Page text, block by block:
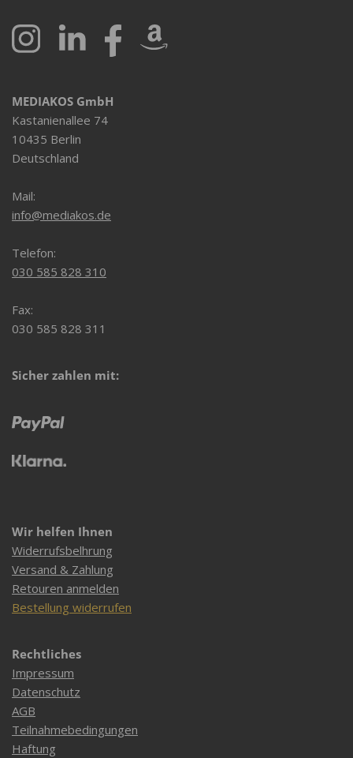
MEDIAKOS GmbH
Kastanienallee 74
10435 Berlin
Deutschland
Mail:
info@mediakos.de
Telefon:
030 585 828 310
Fax:
030 585 828 311
Sicher zahlen mit:
Wir helfen Ihnen
Widerrufsbelhrung
Versand & Zahlung
Retouren anmelden
Bestellung widerrufen
Rechtliches
Impressum
Datenschutz
AGB
Teilnahmebedingungen
Haftung